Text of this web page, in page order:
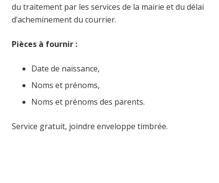
du traitement par les services de la mairie et du délai
d’acheminement du courrier.
Pièces à fournir :
Date de naissance,
Noms et prénoms,
Noms et prénoms des parents.
Service gratuit, joindre enveloppe timbrée.